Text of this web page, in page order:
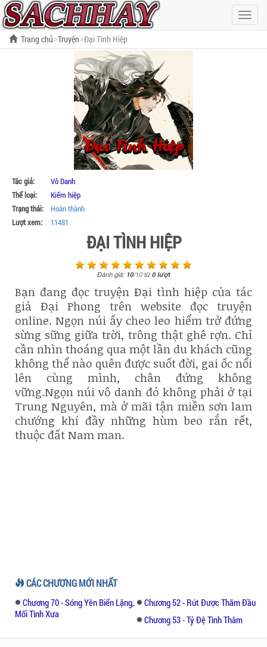
Hiện
menu
Trang chủ Truyện Đại Tình Hiệp
Tác giả:
Vô Danh
Thể loại:
Kiếm hiệp
Trạng thái:
Hoàn thành
Lượt xem:
11481
ĐẠI TÌNH HIỆP
Đánh giá: 10/10từ0lượt
Bạn đang đọc truyện Đại tình hiệp của tác
giả Đại Phong trên website đọc truyện
online. Ngọn núi ấy cheo leo hiểm trở đứng
sừng sững giữa trời, trông thật ghê rợn. Chỉ
cần nhìn thoáng qua một lần du khách cũng
không thể nào quên được suốt đời, gai ốc nổi
lên cùng mình, chân đứng không
vững.Ngọn núi vô danh đó không phải ở tại
Trung Nguyên, mà ở mãi tận miền sơn lam
chướng khí đầy những hùm beo rắn rết,
thuộc đất Nam man.
CÁC CHƯƠNG MỚI NHẤT
Chương 70 - Sóng Yên Biển Lặng,
Mối Tình Xưa
Chương 52 - Rút Được Thăm Đầu
Chương 53 - Tỷ Đệ Tình Thâm